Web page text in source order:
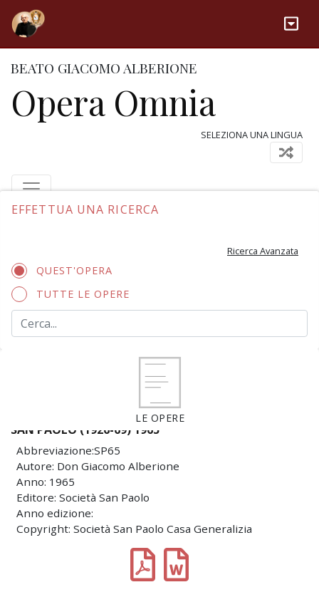
BEATO GIACOMO ALBERIONE
Opera Omnia
SELEZIONA UNA LINGUA
EFFETTUA UNA RICERCA
Ricerca Avanzata
QUEST'OPERA
TUTTE LE OPERE
LE OPERE
SAN PAOLO (1926-69) 1965
Abbreviazione:SP65
Autore: Don Giacomo Alberione
Anno: 1965
Editore: Società San Paolo
Anno edizione:
Copyright: Società San Paolo Casa Generalizia